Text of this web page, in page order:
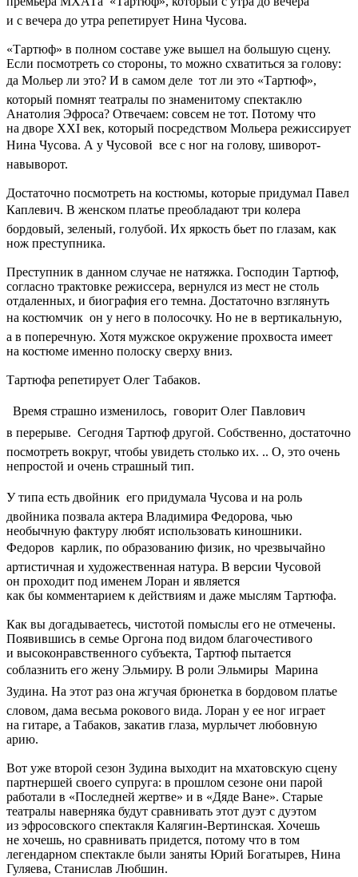
и с вечера до утра репетирует Нина Чусова.
«Тартюф» в полном составе уже вышел на большую сцену.
Если посмотреть со стороны, то можно схватиться за голову:
да Мольер ли это? И в самом деле  тот ли это «Тартюф»,
который помнят театралы по знаменитому спектаклю
Анатолия Эфроса? Отвечаем: совсем не тот. Потому что
на дворе XXI век, который посредством Мольера режиссирует
Нина Чусова. А у Чусовой  все с ног на голову, шиворот-
навыворот.
Достаточно посмотреть на костюмы, которые придумал Павел
Каплевич. В женском платье преобладают три колера 
бордовый, зеленый, голубой. Их яркость бьет по глазам, как
нож преступника.
Преступник в данном случае не натяжка. Господин Тартюф,
согласно трактовке режиссера, вернулся из мест не столь
отдаленных, и биография его темна. Достаточно взглянуть
на костюмчик  он у него в полосочку. Но не в вертикальную,
а в поперечную. Хотя мужское окружение прохвоста имеет
на костюме именно полоску сверху вниз.
Тартюфа репетирует Олег Табаков.
 Время страшно изменилось,  говорит Олег Павлович
в перерыве.  Сегодня Тартюф другой. Собственно, достаточно
посмотреть вокруг, чтобы увидеть столько их. .. О, это очень
непростой и очень страшный тип.
У типа есть двойник  его придумала Чусова и на роль
двойника позвала актера Владимира Федорова, чью
необычную фактуру любят использовать киношники.
Федоров  карлик, по образованию физик, но чрезвычайно
артистичная и художественная натура. В версии Чусовой
он проходит под именем Лоран и является
как бы комментарием к действиям и даже мыслям Тартюфа.
Как вы догадываетесь, чистотой помыслы его не отмечены.
Появившись в семье Оргона под видом благочестивого
и высоконравственного субъекта, Тартюф пытается
соблазнить его жену Эльмиру. В роли Эльмиры  Марина
Зудина. На этот раз она жгучая брюнетка в бордовом платье 
словом, дама весьма рокового вида. Лоран у ее ног играет
на гитаре, а Табаков, закатив глаза, мурлычет любовную
арию.
Вот уже второй сезон Зудина выходит на мхатовскую сцену
партнершей своего супруга: в прошлом сезоне они парой
работали в «Последней жертве» и в «Дяде Ване». Старые
театралы наверняка будут сравнивать этот дуэт с дуэтом
из эфросовского спектакля Калягин-Вертинская. Хочешь
не хочешь, но сравнивать придется, потому что в том
легендарном спектакле были заняты Юрий Богатырев, Нина
Гуляева, Станислав Любшин.